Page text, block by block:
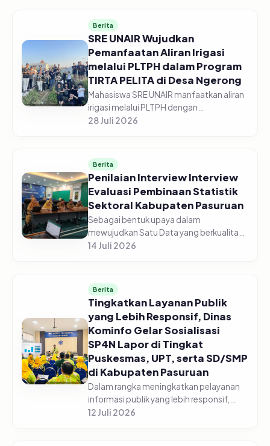
Berita
SRE UNAIR Wujudkan
Pemanfaatan Aliran Irigasi
melalui PLTPH dalam Program
TIRTA PELITA di Desa Ngerong
Mahasiswa SRE UNAIR manfaatkan aliran
irigasi melalui PLTPH dengan
memberdayakan warga Desa Ngerong di
potensi aliran...
28 Juli 2026
Berita
Penilaian Interview Interview
Evaluasi Pembinaan Statistik
Sektoral Kabupaten Pasuruan
Sebagai bentuk upaya dalam
mewujudkan Satu Data yang berkualitas,
Dinas Komunikasi dan Informatika
Statistik Se...
14 Juli 2026
Berita
Tingkatkan Layanan Publik
yang Lebih Responsif, Dinas
Kominfo Gelar Sosialisasi
SP4N Lapor di Tingkat
Puskesmas, UPT, serta SD/SMP
di Kabupaten Pasuruan
Dalam rangka meningkatkan pelayanan
informasi publik yang lebih responsif,
Pemerintah Kabupaten Pasuruan melalui
12 Juli 2026